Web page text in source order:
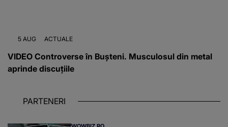
5 AUG ACTUALE
VIDEO Controverse în Bușteni. Musculosul din metal
aprinde discuțiile
PARTENERI